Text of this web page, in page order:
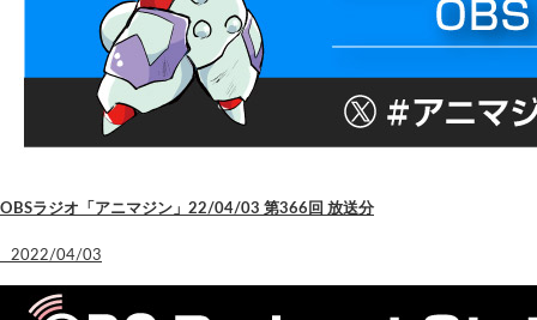
OBSラジオ「アニマジン」22/04/03 第366回 放送分
2022/04/03